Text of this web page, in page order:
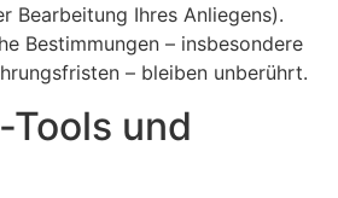
Bearbeitung Ihres Anliegens).
Bestimmungen – insbesondere
– bleiben unberührt.
Tools und